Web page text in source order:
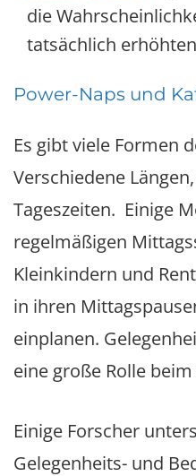
die
tatsächlich
Power-Naps und
Es gibt viele Formen
Verschiedene
Tageszeiten. Einige
regelmäßigen
Kleinkindern und
in ihren
einplanen.
eine große Rolle
Einige Forscher
Gelegenheits- und